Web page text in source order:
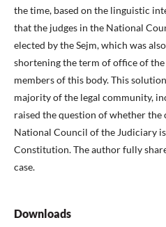
the time, based on the linguistic
that the judges in the National
elected by the Sejm, which was
shortening the term of office of
members of this body. This
majority of the legal community,
raised the question of whether
National Council of the Judiciary
Constitution. The author fully
case.
Downloads